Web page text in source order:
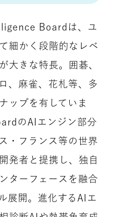
Boardは、ユ
細かく段階的なレベ
大きな特長。囲碁、
、麻雀、花札等、多
ップを有していま
のAIエンジン部分
・フランス等の世界
発者と提携し、独自
ターフェースを融合
展開。進化するAIエ